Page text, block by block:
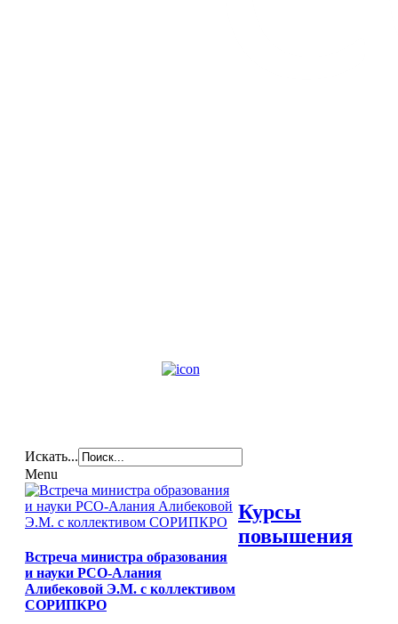
Искать...
Menu
Главная
Карта сайта
2021
2020
2019
2018
Встреча министра образования
и науки РСО-Алания
Алибековой Э.М. с коллективом
СОРИПКРО
Курсы
повышения